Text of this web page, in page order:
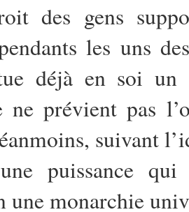
des gens
les uns
déjà en soi
ne prévient pas
suivant
puissance
une monarchie